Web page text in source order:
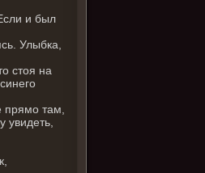
и был
Улыбка,
стоя на
прямо там,
увидеть,